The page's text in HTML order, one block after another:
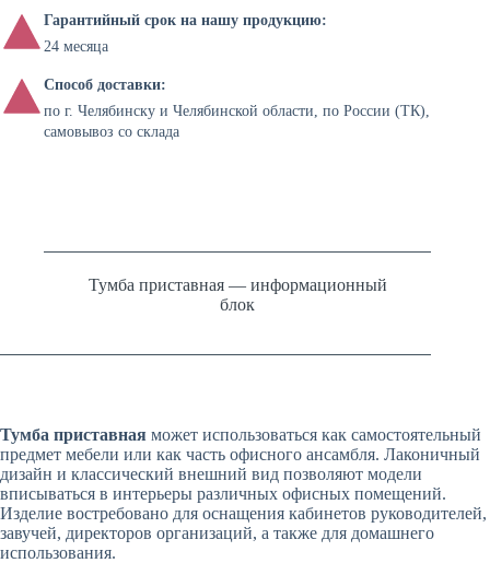
Гарантийный срок на нашу продукцию:
24 месяца
Способ доставки:
по г. Челябинску и Челябинской области, по России (ТК),
самовывоз со склада
Тумба приставная — информационный
блок
Тумба приставная может использоваться как самостоятельный
предмет мебели или как часть офисного ансамбля. Лаконичный
дизайн и классический внешний вид позволяют модели
вписываться в интерьеры различных офисных помещений.
Изделие востребовано для оснащения кабинетов руководителей,
завучей, директоров организаций, а также для домашнего
использования.